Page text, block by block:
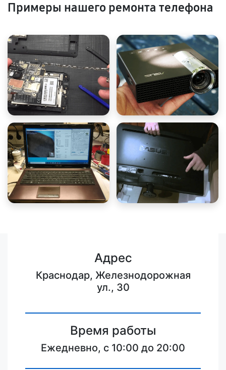
Примеры нашего ремонта телефона
Адрес
Краснодар, Железнодорожная
ул., 30
Время работы
Ежедневно, с 10:00 до 20:00